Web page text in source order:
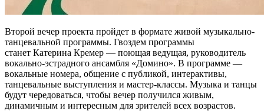
Второй вечер проекта пройдет в формате живой музыкально-
танцевальной программы. Гвоздем программы
станет Катерина Кремер — поющая ведущая, руководитель
вокально-эстрадного ансамбля «Домино». В программе —
вокальные номера, общение с публикой, интерактивы,
танцевальные выступления и мастер-классы. Музыка и танцы
будут чередоваться, чтобы вечер получился живым,
динамичным и интересным для зрителей всех возрастов.